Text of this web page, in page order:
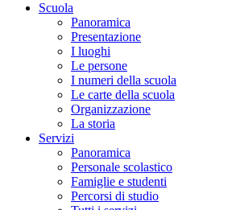
Scuola
Panoramica
Presentazione
I luoghi
Le persone
I numeri della scuola
Le carte della scuola
Organizzazione
La storia
Servizi
Panoramica
Personale scolastico
Famiglie e studenti
Percorsi di studio